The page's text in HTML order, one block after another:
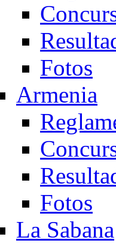
Fotos
Armenia
Fotos
La Sabana